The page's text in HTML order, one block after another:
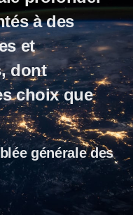
à des
et
dont
choix que
générale des